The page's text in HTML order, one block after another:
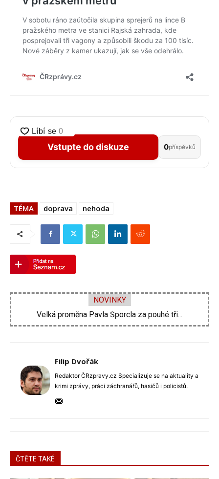
Vstupte do diskuze 0příspěvků
TÉMA doprava nehoda
NOVINKY
Velká proměna Pavla Šporcla za pouhé tři...
Filip Dvořák
Redaktor ČRzpravy.cz Specializuje se na aktuality a
krimi zprávy, práci záchranářů, hasičů i policistů.
ČTĚTE TAKÉ